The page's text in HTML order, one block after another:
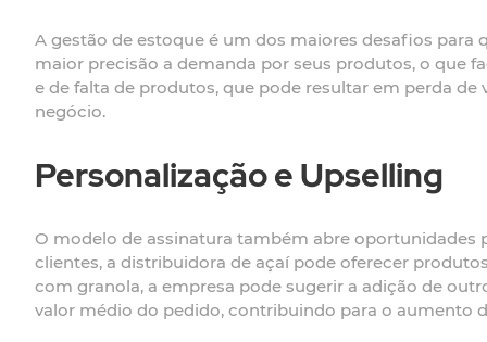
A gestão de estoque é um dos maiores desafios
maior precisão a demanda por seus produtos, o que
e de falta de produtos, que pode resultar em perda
negócio.
Personalização e Upselling
O modelo de assinatura também abre oportunidades
clientes, a distribuidora de açaí pode oferecer
com granola, a empresa pode sugerir a adição de
valor médio do pedido, contribuindo para o aumento